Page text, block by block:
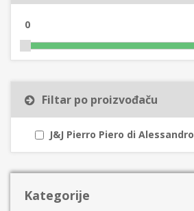
0
Filtar po proizvođaču
J&J Pierro Piero di Alessandro
Kategorije